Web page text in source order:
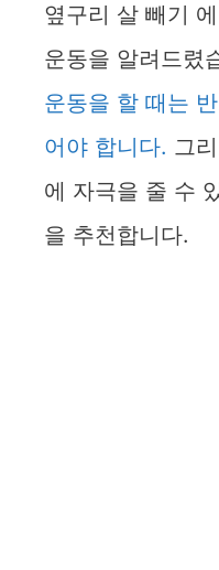
옆구리 살 빼기
운동을 알려드렸
운동을 할 때는
어야 합니다. 그
에 자극을 줄 수
을 추천합니다.